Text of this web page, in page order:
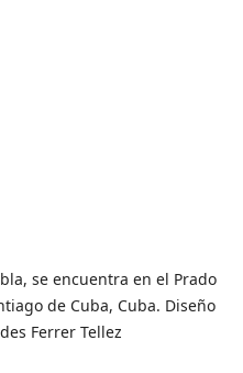
se encuentra en el Prado
de Cuba, Cuba. Diseño
Ferrer Tellez